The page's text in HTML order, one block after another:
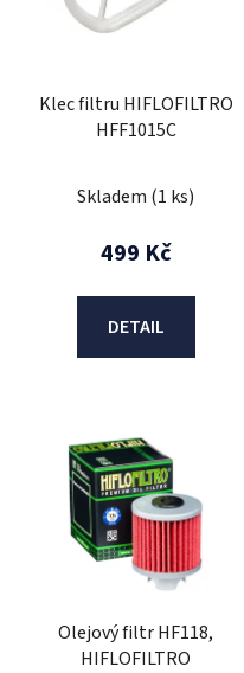
Klec filtru HIFLOFILTRO
HFF1015C
Skladem (1 ks)
499 Kč
DETAIL
Olejový filtr HF118,
HIFLOFILTRO